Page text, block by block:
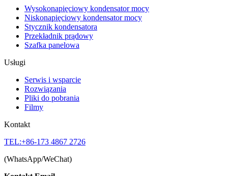
Wysokonapięciowy kondensator mocy
Niskonapięciowy kondensator mocy
Stycznik kondensatora
Przekładnik prądowy
Szafka panelowa
Usługi
Serwis i wsparcie
Rozwiązania
Pliki do pobrania
Filmy
Kontakt
TEL:+86-173 4867 2726
(WhatsApp/WeChat)